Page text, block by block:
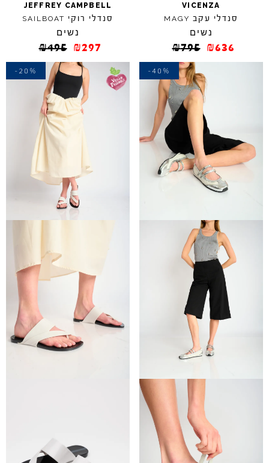
VICENZA
סנדלי עקב MAGY
נשים
₪795 ₪636
JEFFREY CAMPBELL
סנדלי רוקי SAILBOAT
נשים
₪495 ₪297
-40%
-20%